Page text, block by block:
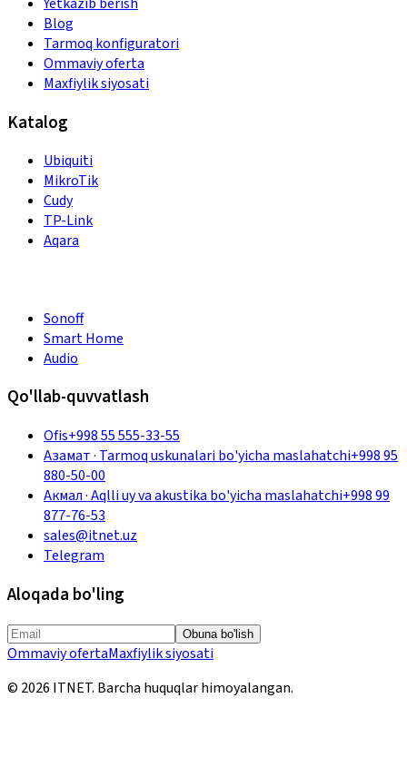
Blog
Tarmoq konfiguratori
Ommaviy oferta
Maxfiylik siyosati
Katalog
Ubiquiti
MikroTik
Cudy
TP-Link
Aqara
Sonoff
Smart Home
Audio
Qo'llab-quvvatlash
Ofis+998 55 555-33-55
Азамат· Tarmoq uskunalari bo'yicha maslahatchi+998 95
880-50-00
Акмал·Aqlli uy va akustika bo'yicha maslahatchi+998 99
877-76-53
sales@itnet.uz
Telegram
Aloqada bo'ling
Obuna bo'lish
Ommaviy ofertaMaxfiylik siyosati
© 2026 ITNET. Barcha huquqlar himoyalangan.